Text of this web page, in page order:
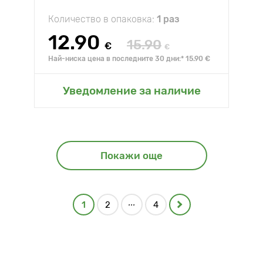
Количество в опаковка: 1 раз
12.90 € 15.90 €
Най-ниска цена в последните 30 дни:* 15.90 €
Уведомление за наличие
Покажи още
1 2 ... 4